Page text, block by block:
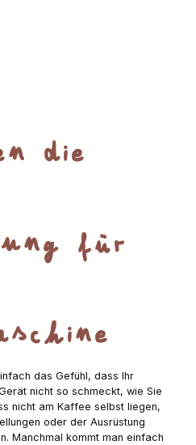
die
für
das Gefühl, dass Ihr
nicht so schmeckt, wie Sie
nicht am Kaffee selbst liegen,
oder der Ausrüstung
Manchmal kommt man einfach